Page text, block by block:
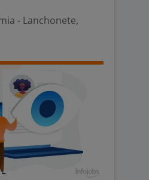
- Lanchonete,